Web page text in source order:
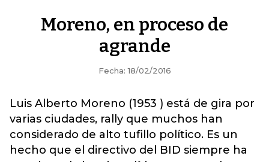
Moreno, en proceso de
agrande
Fecha: 18/02/2016
Luis Alberto Moreno (1953 ) está de gira por
varias ciudades, rally que muchos han
considerado de alto tufillo político. Es un
hecho que el directivo del BID siempre ha